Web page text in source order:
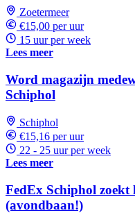
Zoetermeer
€15,00 per uur
15 uur per week
Lees meer
Word magazijn
Schiphol
Schiphol
€15,16 per uur
22 - 25 uur per week
Lees meer
FedEx Schiphol zoekt
(avondbaan!)